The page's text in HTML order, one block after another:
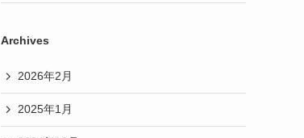
Archives
2026年2月
2025年1月